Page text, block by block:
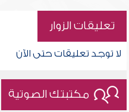
تعليقات الزوار
لا توجد تعليقات حتى الآن
مكتبتك الصوتية